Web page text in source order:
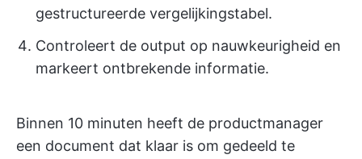
gestructureerde vergelijkingstabel.
Controleert de output op nauwkeurigheid en
markeert ontbrekende informatie.
Binnen 10 minuten heeft de productmanager
een document dat klaar is om gedeeld te